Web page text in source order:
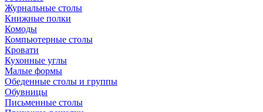
Журнальные столы
Книжные полки
Комоды
Компьютерные столы
Кровати
Кухонные углы
Малые формы
Обеденные столы и группы
Обувницы
Письменные столы